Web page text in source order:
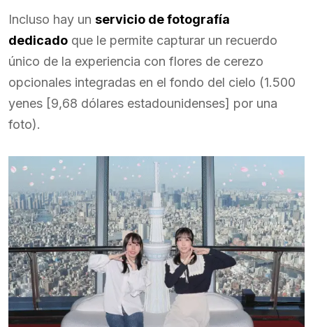
Incluso hay un servicio de fotografía
dedicado que le permite capturar un recuerdo
único de la experiencia con flores de cerezo
opcionales integradas en el fondo del cielo (1.500
yenes [9,68 dólares estadounidenses] por una
foto).